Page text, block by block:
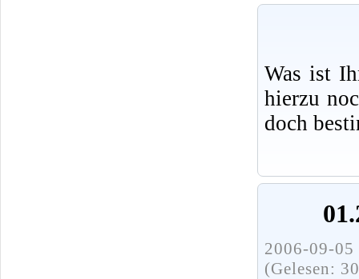
Was ist
hierzu
doch
2006-09-
(Gelesen: